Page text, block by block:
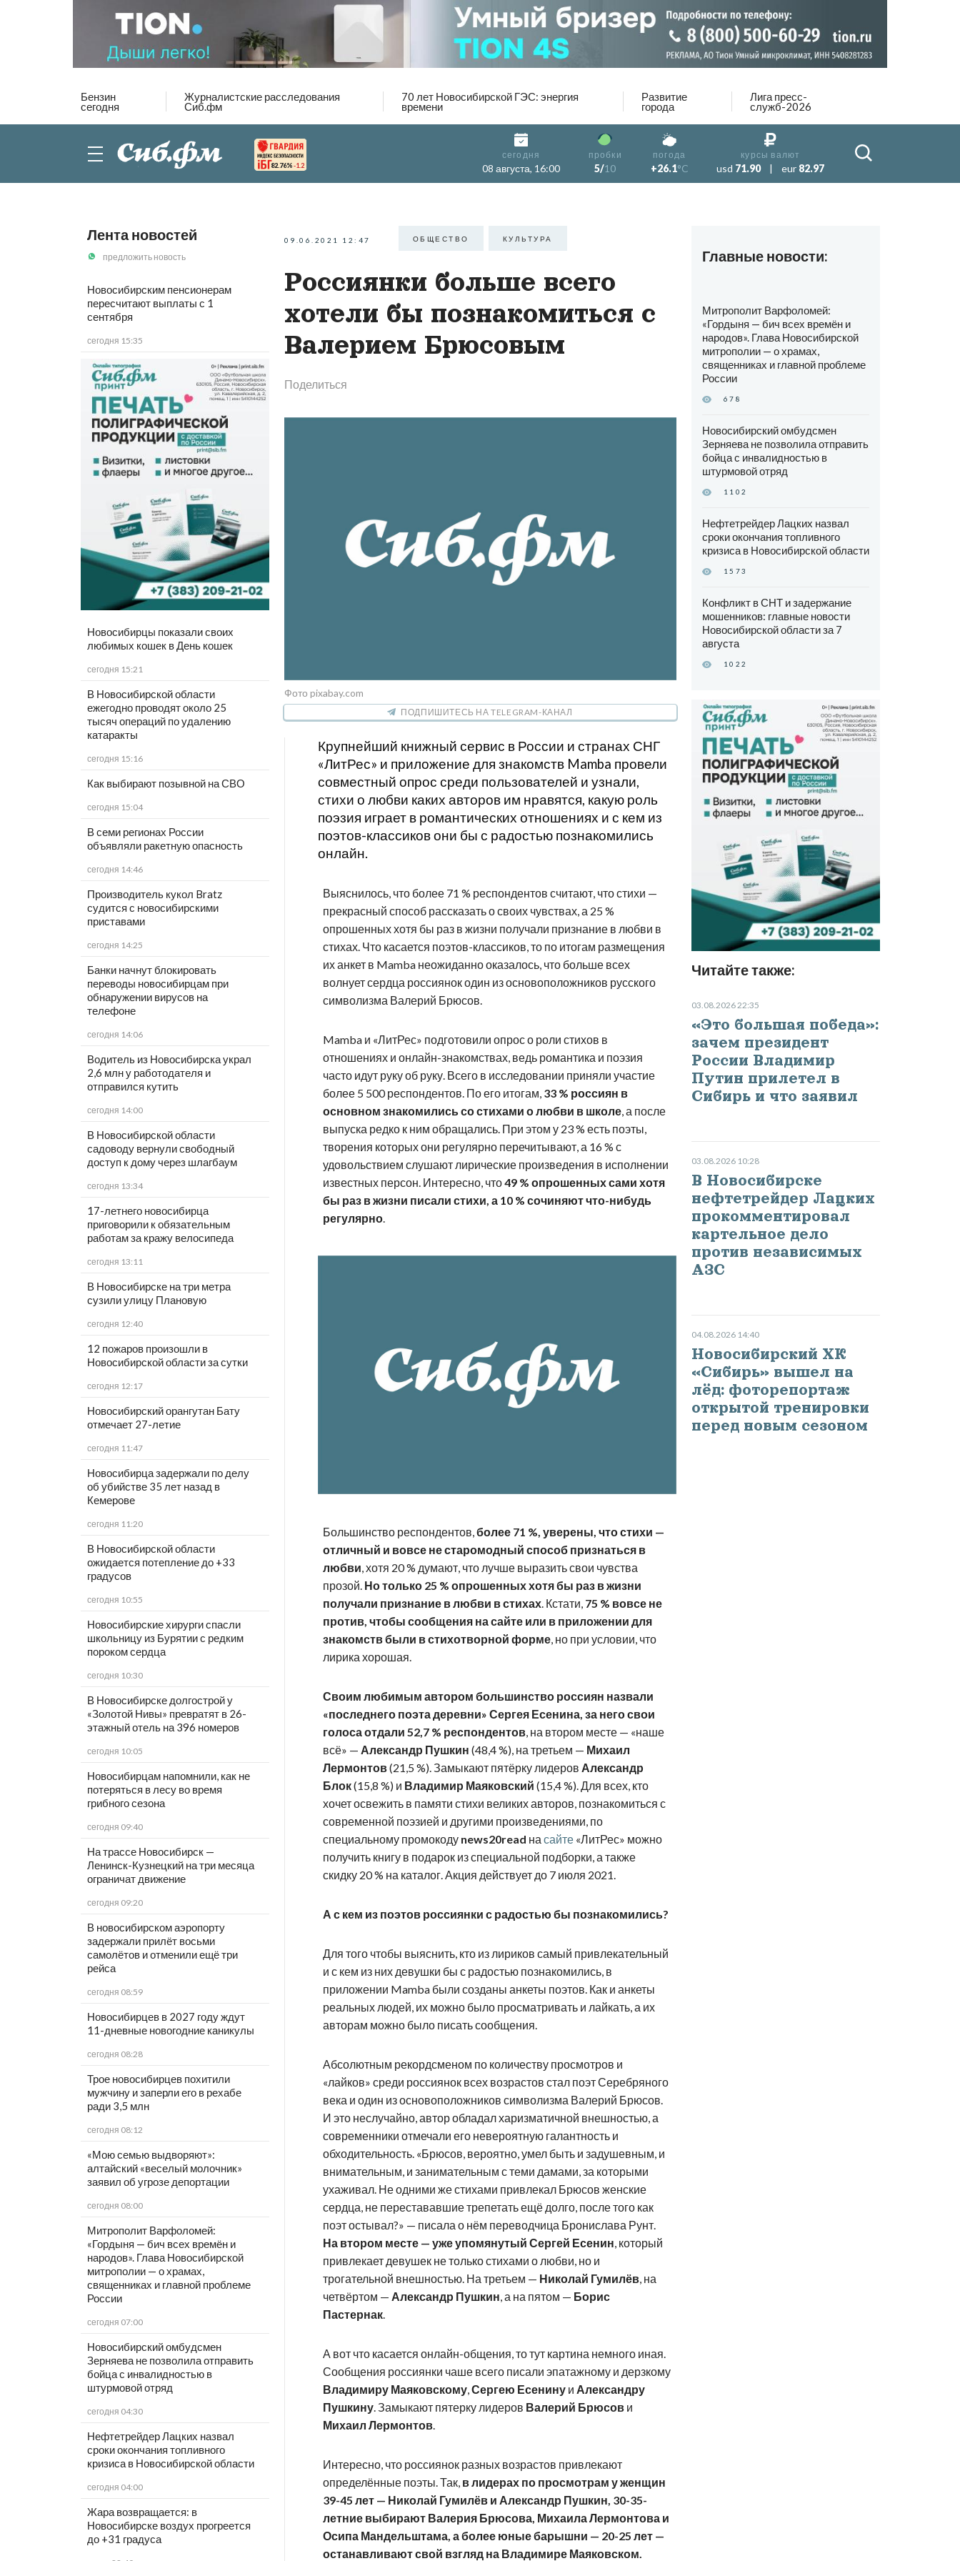
Бензин
сегодня
Журналистские расследования
Сиб.фм
70 лет Новосибирской ГЭС: энергия
времени
Развитие
города
Лига пресс-
служб-2026
82.76% -1.2
сегодня
08 августа, 16:00
пробки
5/10
погода
+26.1°C
курсы валют
usd 71.90 | eur 82.97
Лента новостей
предложить новость
Новосибирским пенсионерам
пересчитают выплаты с 1
сентября
сегодня 15:35
Новосибирцы показали своих
любимых кошек в День кошек
сегодня 15:21
В Новосибирской области
ежегодно проводят около 25
тысяч операций по удалению
катаракты
сегодня 15:16
Как выбирают позывной на СВО
сегодня 15:04
В семи регионах России
объявляли ракетную опасность
сегодня 14:46
Производитель кукол Bratz
судится с новосибирскими
приставами
сегодня 14:25
Банки начнут блокировать
переводы новосибирцам при
обнаружении вирусов на
телефоне
сегодня 14:06
Водитель из Новосибирска украл
2,6 млн у работодателя и
отправился кутить
сегодня 14:00
В Новосибирской области
садоводу вернули свободный
доступ к дому через шлагбаум
сегодня 13:34
17-летнего новосибирца
приговорили к обязательным
работам за кражу велосипеда
сегодня 13:11
В Новосибирске на три метра
сузили улицу Плановую
сегодня 12:40
12 пожаров произошли в
Новосибирской области за сутки
сегодня 12:17
Новосибирский орангутан Бату
отмечает 27-летие
сегодня 11:47
Новосибирца задержали по делу
об убийстве 35 лет назад в
Кемерове
сегодня 11:20
В Новосибирской области
ожидается потепление до +33
градусов
сегодня 10:55
Новосибирские хирурги спасли
школьницу из Бурятии с редким
пороком сердца
сегодня 10:30
В Новосибирске долгострой у
«Золотой Нивы» превратят в 26-
этажный отель на 396 номеров
сегодня 10:05
Новосибирцам напомнили, как не
потеряться в лесу во время
грибного сезона
сегодня 09:40
На трассе Новосибирск —
Ленинск-Кузнецкий на три месяца
ограничат движение
сегодня 09:20
В новосибирском аэропорту
задержали прилёт восьми
самолётов и отменили ещё три
рейса
сегодня 08:59
Новосибирцев в 2027 году ждут
11-дневные новогодние каникулы
сегодня 08:28
Трое новосибирцев похитили
мужчину и заперли его в рехабе
ради 3,5 млн
сегодня 08:12
«Мою семью выдворяют»:
алтайский «веселый молочник»
заявил об угрозе депортации
сегодня 08:00
Митрополит Варфоломей:
«Гордыня — бич всех времён и
народов». Глава Новосибирской
митрополии — о храмах,
священниках и главной проблеме
России
сегодня 07:00
Новосибирский омбудсмен
Зерняева не позволила отправить
бойца с инвалидностью в
штурмовой отряд
сегодня 04:30
Нефтетрейдер Лацких назвал
сроки окончания топливного
кризиса в Новосибирской области
сегодня 04:00
Жара возвращается: в
Новосибирске воздух прогреется
до +31 градуса
09.06.2021 12:47 ОБЩЕСТВО КУЛЬТУРА
Россиянки больше всего
хотели бы познакомиться с
Валерием Брюсовым
Поделиться
Фото pixabay.com
ПОДПИШИТЕСЬ НА TELEGRAM-КАНАЛ
Крупнейший книжный сервис в России и странах СНГ
«ЛитРес» и приложение для знакомств Mamba провели
совместный опрос среди пользователей и узнали,
стихи о любви каких авторов им нравятся, какую роль
поэзия играет в романтических отношениях и с кем из
поэтов-классиков они бы с радостью познакомились
онлайн.
Выяснилось, что более 71 % респондентов считают, что стихи —
прекрасный способ рассказать о своих чувствах, а 25 %
опрошенных хотя бы раз в жизни получали признание в любви в
стихах. Что касается поэтов-классиков, то по итогам размещения
их анкет в Mamba неожиданно оказалось, что больше всех
волнует сердца россиянок один из основоположников русского
символизма Валерий Брюсов.
Mamba и «ЛитРес» подготовили опрос о роли стихов в
отношениях и онлайн-знакомствах, ведь романтика и поэзия
часто идут руку об руку. Всего в исследовании приняли участие
более 5 500 респондентов. По его итогам, 33 % россиян в
основном знакомились со стихами о любви в школе, а после
выпуска редко к ним обращались. При этом у 23 % есть поэты,
творения которых они регулярно перечитывают, а 16 % с
удовольствием слушают лирические произведения в исполнении
известных персон. Интересно, что49 % опрошенных сами хотя
бы раз в жизни писали стихи, а 10 % сочиняют что-нибудь
регулярно.
Большинство респондентов,более 71 %, уверены, что стихи —
отличный и вовсе не старомодный способ признаться в
любви, хотя 20 % думают, что лучше выразить свои чувства
прозой. Но только 25 % опрошенных хотя бы раз в жизни
получали признание в любви в стихах. Кстати, 75 % вовсе не
против, чтобы сообщения на сайте или в приложении для
знакомств были в стихотворной форме, но при условии, что
лирика хорошая.
Своим любимым автором большинство россиян назвали
«последнего поэта деревни» Сергея Есенина, за него свои
голоса отдали 52,7 % респондентов, на втором месте — «наше
всё» — Александр Пушкин (48,4 %), на третьем — Михаил
Лермонтов(21,5 %). Замыкают пятёрку лидеров Александр
Блок(15,8 %) и Владимир Маяковский (15,4 %). Для всех, кто
хочет освежить в памяти стихи великих авторов, познакомиться с
современной поэзией и другими произведениями, по
специальному промокоду news20read на сайте «ЛитРес» можно
получить книгу в подарок из специальной подборки, а также
скидку 20 % на каталог. Акция действует до 7 июля 2021.
А с кем из поэтов россиянки с радостью бы познакомились?
Для того чтобы выяснить, кто из лириков самый привлекательный
и с кем из них девушки бы с радостью познакомились, в
приложении Mamba были созданы анкеты поэтов. Как и анкеты
реальных людей, их можно было просматривать и лайкать, а их
авторам можно было писать сообщения.
Абсолютным рекордсменом по количеству просмотров и
«лайков» среди россиянок всех возрастов стал поэт Серебряного
века и один из основоположников символизма Валерий Брюсов.
И это неслучайно, автор обладал харизматичной внешностью, а
современники отмечали его невероятную галантность и
обходительность. «Брюсов, вероятно, умел быть и задушевным, и
внимательным, и занимательным с теми дамами, за которыми
ухаживал. Не одними же стихами привлекал Брюсов женские
сердца, не перестававшие трепетать ещё долго, после того как
поэт остывал?» — писала о нём переводчица Бронислава Рунт.
На втором месте — уже упомянутый Сергей Есенин, который
привлекает девушек не только стихами о любви, но и
трогательной внешностью. На третьем — Николай Гумилёв, на
четвёртом — Александр Пушкин, а на пятом — Борис
Пастернак.
А вот что касается онлайн-общения, то тут картина немного иная.
Сообщения россиянки чаше всего писали эпатажному и дерзкому
Владимиру Маяковскому,Сергею Есенину и Александру
Пушкину. Замыкают пятерку лидеров Валерий Брюсов и
Михаил Лермонтов.
Интересно, что россиянок разных возрастов привлекают
определённые поэты. Так, в лидерах по просмотрам у женщин
39-45 лет — Николай Гумилёв и Александр Пушкин, 30-35-
летние выбирают Валерия Брюсова, Михаила Лермонтова и
Осипа Мандельштама, а более юные барышни — 20-25 лет —
останавливают свой взгляд на Владимире Маяковском.
Главные новости:
Митрополит Варфоломей:
«Гордыня — бич всех времён и
народов». Глава Новосибирской
митрополии — о храмах,
священниках и главной проблеме
России
678
Новосибирский омбудсмен
Зерняева не позволила отправить
бойца с инвалидностью в
штурмовой отряд
1102
Нефтетрейдер Лацких назвал
сроки окончания топливного
кризиса в Новосибирской области
1573
Конфликт в СНТ и задержание
мошенников: главные новости
Новосибирской области за 7
августа
1022
Читайте также:
03.08.2026 22:35
«Это большая победа»:
зачем президент
России Владимир
Путин прилетел в
Сибирь и что заявил
03.08.2026 10:28
В Новосибирске
нефтетрейдер Лацких
прокомментировал
картельное дело
против независимых
АЗС
04.08.2026 14:40
Новосибирский ХК
«Сибирь» вышел на
лёд: фоторепортаж
открытой тренировки
перед новым сезоном